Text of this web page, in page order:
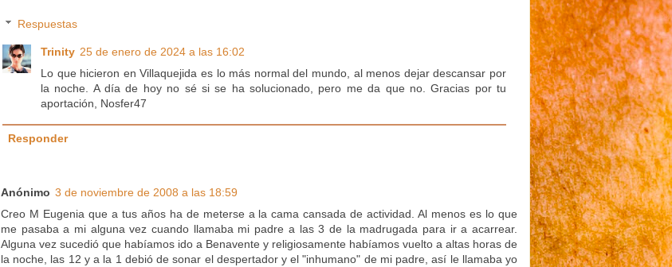
Respuestas
Trinity 25 de enero de 2024 a las 16:02
Lo que hicieron en Villaquejida es lo más normal del mundo, al menos dejar descansar por
la noche. A día de hoy no sé si se ha solucionado, pero me da que no. Gracias por tu
aportación, Nosfer47
Responder
Anónimo 3 de noviembre de 2008 a las 18:59
Creo M Eugenia que a tus años ha de meterse a la cama cansada de actividad. Al menos es lo que
me pasaba a mi alguna vez cuando llamaba mi padre a las 3 de la madrugada para ir a acarrear.
Alguna vez sucedió que habíamos ido a Benavente y religiosamente habíamos vuelto a altas horas de
la noche, las 12 y a la 1 debió de sonar el despertador y el "inhumano" de mi padre, así le llamaba yo